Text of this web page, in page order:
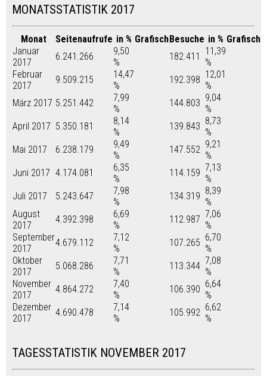
MONATSSTATISTIK 2017
Monat Seitenaufrufe in % GrafischBesuche in % Grafisch
Januar
2017
6.241.266
9,50
%
182.411
11,39
%
Februar
2017
9.509.215
14,47
%
192.398 12,01
%
März 2017 5.251.442
7,99
%
144.803 9,04
%
April 2017 5.350.181
8,14
%
139.843 8,73
%
Mai 2017
6.238.179
9,49
%
147.552 9,21
%
Juni 2017 4.174.081
6,35
%
114.159 7,13
%
Juli 2017
5.243.647
7,98
%
134.319 8,39
%
August
2017
4.392.398
6,69
%
112.987 7,06
%
September
2017
4.679.112
7,12
%
107.265 6,70
%
Oktober
2017
5.068.286
7,71
%
113.344 7,08
%
November
2017
4.864.272
7,40
%
106.390 6,64
%
Dezember
2017
4.690.478
7,14
%
105.992 6,62
%
TAGESSTATISTIK NOVEMBER 2017